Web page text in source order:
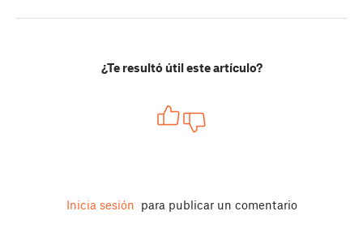
¿Te resultó útil este artículo?
Inicia sesión para publicar un comentario